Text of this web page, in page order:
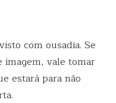
com ousadia. Se
imagem, vale tomar
estará para não